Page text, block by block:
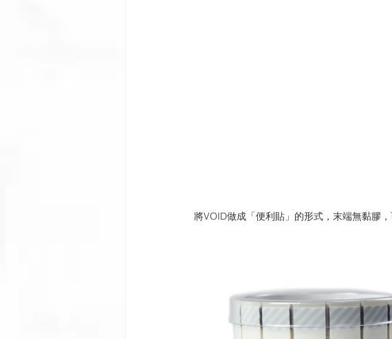
將VOID做成「便利貼」的形式，末端無黏膠，